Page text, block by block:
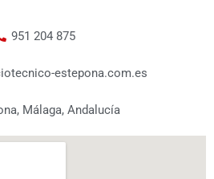
951 204 875
estepona.com.es
Málaga, Andalucía